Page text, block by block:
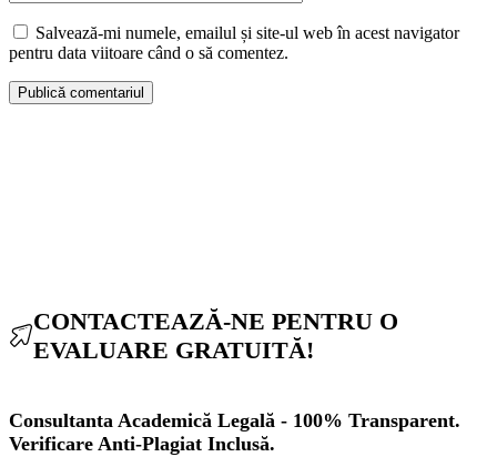
Salvează-mi numele, emailul și site-ul web în acest navigator
pentru data viitoare când o să comentez.
CONTACTEAZĂ-NE PENTRU O
EVALUARE GRATUITĂ!
Consultanta Academică Legală - 100% Transparent.
Verificare Anti-Plagiat Inclusă.